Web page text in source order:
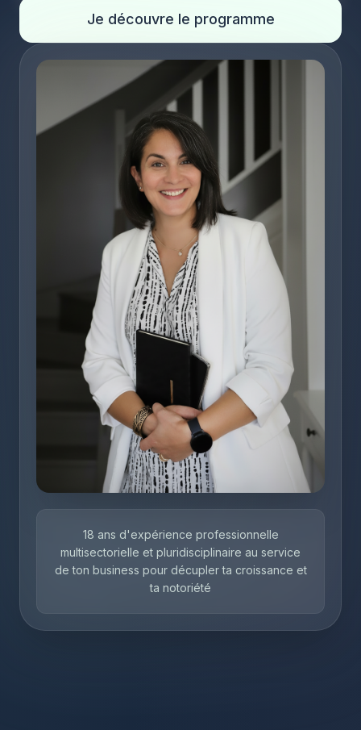
Je découvre le programme
18 ans d'expérience professionnelle
multisectorielle et pluridisciplinaire au service
de ton business pour décupler ta croissance et
ta notoriété